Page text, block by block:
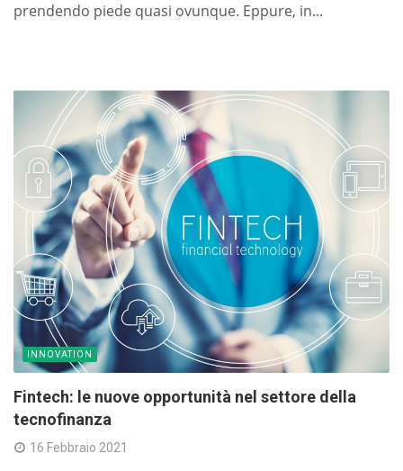
prendendo piede quasi ovunque. Eppure, in...
INNOVATION
Fintech: le nuove opportunità nel settore della
tecnofinanza
16 Febbraio 2021